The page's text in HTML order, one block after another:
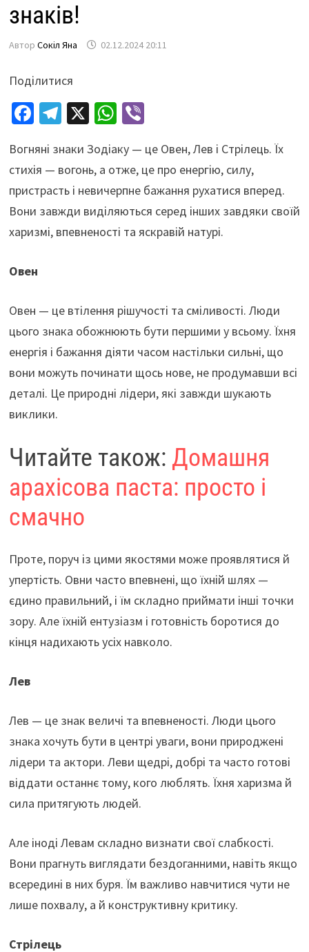
знаків!
Автор Сокіл Яна 02.12.2024 20:11
Поділитися
Fa
b
o
o
k
Te
gr
a
m
X W
at
sA
p
p
Vi
er
Вогняні знаки Зодіаку — це Овен, Лев і Стрілець. Їх
стихія — вогонь, а отже, це про енергію, силу,
пристрасть і невичерпне бажання рухатися вперед.
Вони завжди виділяються серед інших завдяки своїй
харизмі, впевненості та яскравій натурі.
Овен
Овен — це втілення рішучості та сміливості. Люди
цього знака обожнюють бути першими у всьому. Їхня
енергія і бажання діяти часом настільки сильні, що
вони можуть починати щось нове, не продумавши всі
деталі. Це природні лідери, які завжди шукають
виклики.
Читайте також: Домашня
арахісова паста: просто і
смачно
Проте, поруч із цими якостями може проявлятися й
упертість. Овни часто впевнені, що їхній шлях —
єдино правильний, і їм складно приймати інші точки
зору. Але їхній ентузіазм і готовність боротися до
кінця надихають усіх навколо.
Лев
Лев — це знак величі та впевненості. Люди цього
знака хочуть бути в центрі уваги, вони природжені
лідери та актори. Леви щедрі, добрі та часто готові
віддати останнє тому, кого люблять. Їхня харизма й
сила притягують людей.
Але іноді Левам складно визнати свої слабкості.
Вони прагнуть виглядати бездоганними, навіть якщо
всередині в них буря. Їм важливо навчитися чути не
лише похвалу, а й конструктивну критику.
Стрілець